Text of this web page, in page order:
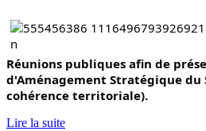
Réunions publiques afin de
d'Aménagement Stratégique du
cohérence territoriale).
Lire la suite